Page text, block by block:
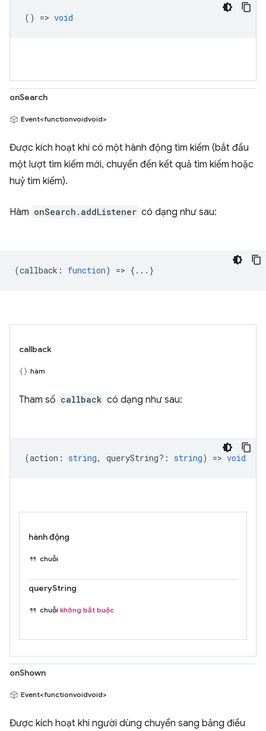
() => void
onSearch
Event<functionvoidvoid>
Được kích hoạt khi có một hành động tìm kiếm (bắt đầu
một lượt tìm kiếm mới, chuyển đến kết quả tìm kiếm hoặc
huỷ tìm kiếm).
Hàm onSearch.addListener có dạng như sau:
(callback : function) => {...}
callback
hàm
Tham số callback có dạng như sau:
(action : string, queryString? : string) => void
hành động
chuỗi
queryString
chuỗi không bắt buộc
onShown
Event<functionvoidvoid>
Được kích hoạt khi người dùng chuyển sang bảng điều